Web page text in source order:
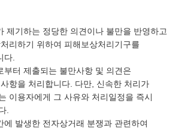
제기하는 정당한 의견이나 불만을 반영하고
리하기 위하여 피해보상처리기구를
다.
부터 제출되는 불만사항 및 의견은
항을 처리합니다. 다만, 신속한 처리가
이용자에게 그 사유와 처리일정을 즉시
.
에 발생한 전자상거래 분쟁과 관련하여